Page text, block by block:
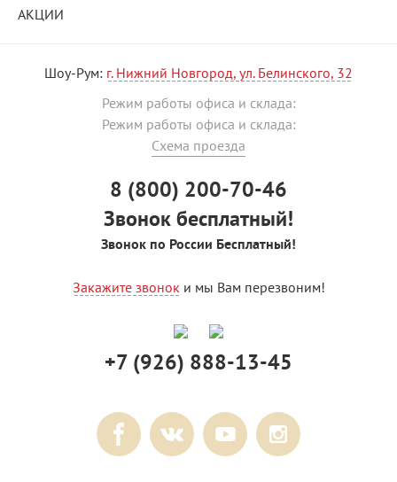
АКЦИИ
Шоу-Рум: г. Нижний Новгород, ул. Белинского, 32
Режим работы офиса и склада:
Режим работы офиса и склада:
Схема проезда
8 (800) 200-70-46
Звонок бесплатный!
Звонок по России Бесплатный!
Закажите звоноки мы Вам перезвоним!
+7 (926) 888-13-45